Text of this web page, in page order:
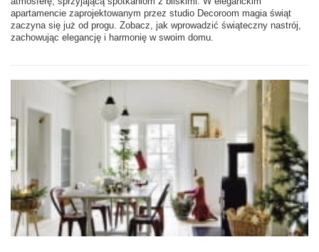
apartamencie zaprojektowanym przez studio Decoroom magia świąt
zaczyna się już od progu. Zobacz, jak wprowadzić świąteczny nastrój,
zachowując elegancję i harmonię w swoim domu.